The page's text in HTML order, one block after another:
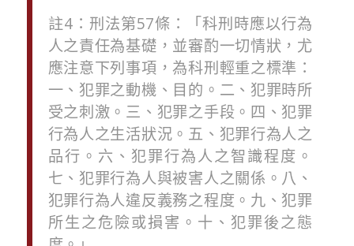
註4： 刑法第57條 ： 「科刑時應以行為
人之責任為基礎，並審酌一切情狀，尤
應注意下列事項，為科刑輕重之標準：
一、犯罪之動機、目的。二、犯罪時所
受之刺激。三、犯罪之手段。四、犯罪
行為人之生活狀況。五、犯罪行為人之
品行。六、犯罪行為人之智識程度。
七、犯罪行為人與被害人之關係。八、
犯罪行為人違反義務之程度。九、犯罪
所生之危險或損害。十、犯罪後之態